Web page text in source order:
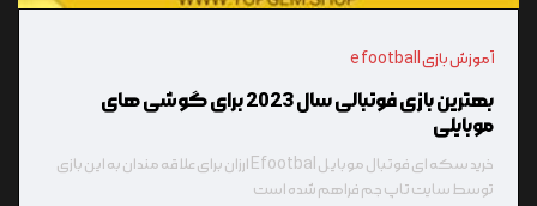
آموزش بازی e football
بهترین بازی فوتبالی سال 2023 برای گوشی های
موبایلی
خرید سکه ای فوتبال موبایل Efootbal ارزان برای علاقه مندان به این بازی
توسط سایت تاپ جم فراهم شده است